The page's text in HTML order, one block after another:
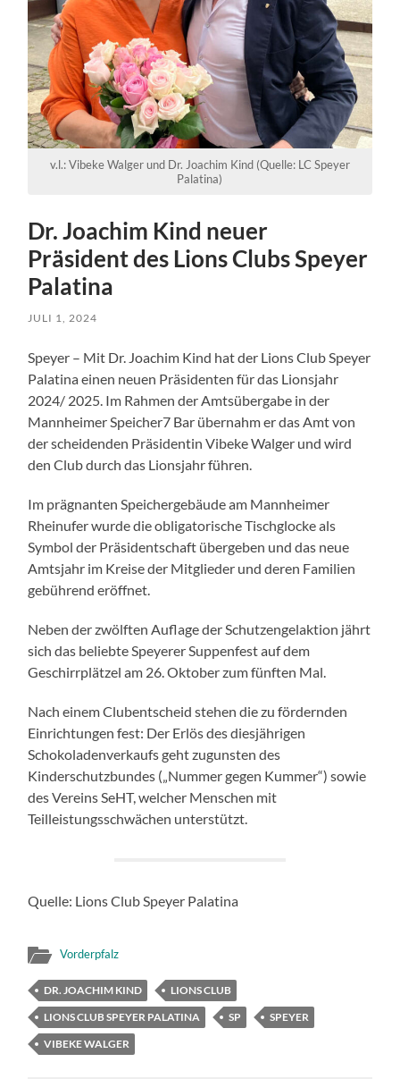
v.l.: Vibeke Walger und Dr. Joachim Kind (Quelle: LC Speyer
Palatina)
Dr. Joachim Kind neuer
Präsident des Lions Clubs Speyer
Palatina
JULI 1, 2024
Speyer – Mit Dr. Joachim Kind hat der Lions Club Speyer
Palatina einen neuen Präsidenten für das Lionsjahr
2024/ 2025. Im Rahmen der Amtsübergabe in der
Mannheimer Speicher7 Bar übernahm er das Amt von
der scheidenden Präsidentin Vibeke Walger und wird
den Club durch das Lionsjahr führen.
Im prägnanten Speichergebäude am Mannheimer
Rheinufer wurde die obligatorische Tischglocke als
Symbol der Präsidentschaft übergeben und das neue
Amtsjahr im Kreise der Mitglieder und deren Familien
gebührend eröffnet.
Neben der zwölften Auflage der Schutzengelaktion jährt
sich das beliebte Speyerer Suppenfest auf dem
Geschirrplätzel am 26. Oktober zum fünften Mal.
Nach einem Clubentscheid stehen die zu fördernden
Einrichtungen fest: Der Erlös des diesjährigen
Schokoladenverkaufs geht zugunsten des
Kinderschutzbundes („Nummer gegen Kummer“) sowie
des Vereins SeHT, welcher Menschen mit
Teilleistungsschwächen unterstützt.
Quelle: Lions Club Speyer Palatina
Vorderpfalz
DR. JOACHIM KIND
LIONS CLUB
LIONS CLUB SPEYER PALATINA
SP
SPEYER
VIBEKE WALGER